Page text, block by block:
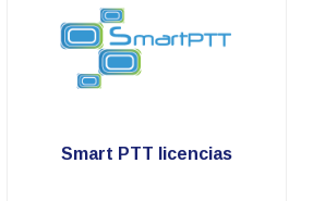
Smart PTT licencias